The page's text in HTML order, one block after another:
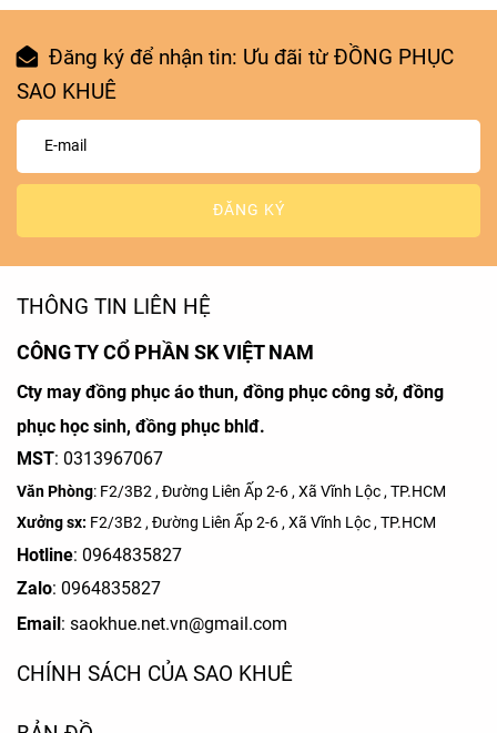
Đăng ký để nhận tin: Ưu đãi từ ĐỒNG PHỤC
SAO KHUÊ
ĐĂNG KÝ
THÔNG TIN LIÊN HỆ
CÔNG TY CỔ PHẦN SK VIỆT NAM
Cty may đồng phục áo thun, đồng phục công sở, đồng
phục học sinh, đồng phục bhlđ.
MST: 0313967067
Văn Phòng: F2/3B2 , Đường Liên Ấp 2-6 , Xã Vĩnh Lộc , TP.HCM
Xưởng sx: F2/3B2 , Đường Liên Ấp 2-6 , Xã Vĩnh Lộc , TP.HCM
Hotline: 0964835827
Zalo: 0964835827
Email : saokhue.net.vn@gmail.com
CHÍNH SÁCH CỦA SAO KHUÊ